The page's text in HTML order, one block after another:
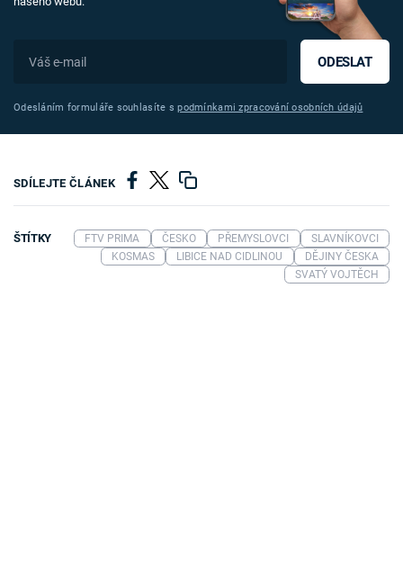
ODESLAT
Odesláním formuláře souhlasíte spodmínkami zpracování osobních údajů
SDÍLEJTE ČLÁNEK
ŠTÍTKY FTV PRIMA ČESKO PŘEMYSLOVCI
SLAVNÍKOVCI
KOSMAS
LIBICE NAD CIDLINOU
DĚJINY ČESKA
SVATÝ VOJTĚCH